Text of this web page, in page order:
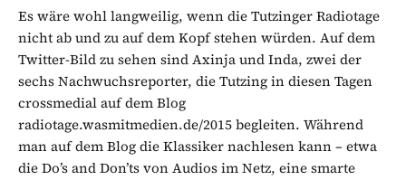
Es wäre wohl langweilig, wenn die Tutzinger Radiotage
nicht ab und zu auf dem Kopf stehen würden. Auf dem
Twitter-Bild zu sehen sind Axinja und Inda, zwei der
sechs Nachwuchsreporter, die Tutzing in diesen Tagen
crossmedial auf dem Blog
radiotage.wasmitmedien.de/2015 begleiten. Während
man auf dem Blog die Klassiker nachlesen kann – etwa
die Do’s and Don’ts von Audios im Netz, eine smarte